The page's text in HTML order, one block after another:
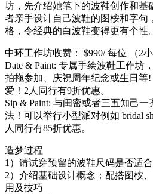
坊，先介绍她笔下的波鞋创作和基
者亲手设计自己波鞋的图桉和字句
格，令经典的白波鞋变得更有个性。
中环工作坊收费： $990/ 每位 （2小
Date & Paint: 专属手绘波鞋工作坊
拍拖参加、庆祝周年纪念或生日等
爱！2人同行有9折优惠。
Sip & Paint: 与闺密或者三五知己
法！可以举行小型派对例如 bridal
人同行有85折优惠。
造梦过程
1）请试穿预留的波鞋尺码是否适
2）介绍基础设计概念；配搭图桉
用及技巧